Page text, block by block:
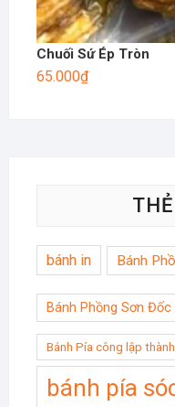
Chuối Sứ Ép Tròn
65.000₫
bánh in Bánh
Bánh Phồng Sơn Đốc
Bánh Pía công lập thành
bánh pía